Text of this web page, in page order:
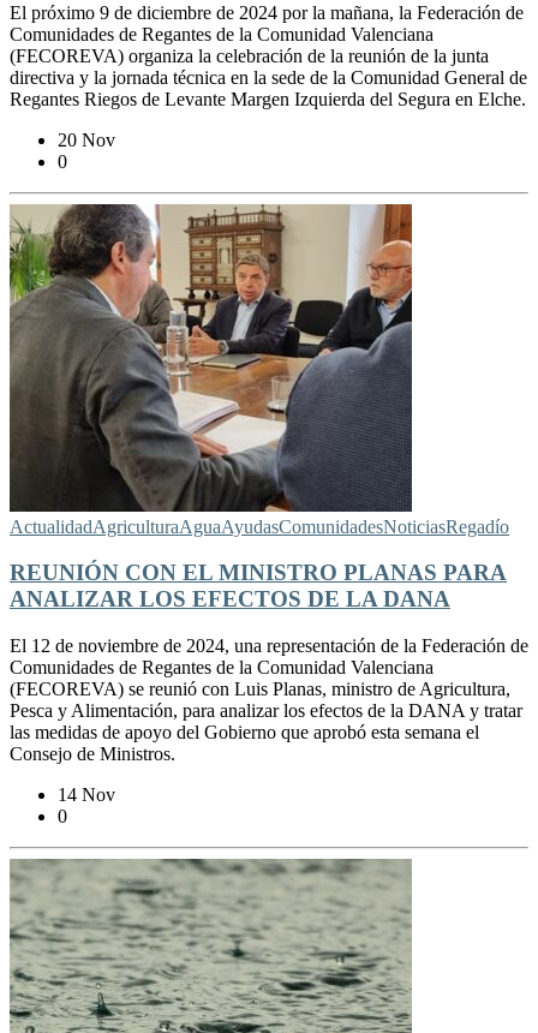
El próximo 9 de diciembre de 2024 por la mañana, la Federación de
Comunidades de Regantes de la Comunidad Valenciana
(FECOREVA) organiza la celebración de la reunión de la junta
directiva y la jornada técnica en la sede de la Comunidad General de
Regantes Riegos de Levante Margen Izquierda del Segura en Elche.
20 Nov
0
ActualidadAgriculturaAguaAyudasComunidadesNoticiasRegadío
REUNIÓN CON EL MINISTRO PLANAS PARA
ANALIZAR LOS EFECTOS DE LA DANA
El 12 de noviembre de 2024, una representación de la Federación de
Comunidades de Regantes de la Comunidad Valenciana
(FECOREVA) se reunió con Luis Planas, ministro de Agricultura,
Pesca y Alimentación, para analizar los efectos de la DANA y tratar
las medidas de apoyo del Gobierno que aprobó esta semana el
Consejo de Ministros.
14 Nov
0